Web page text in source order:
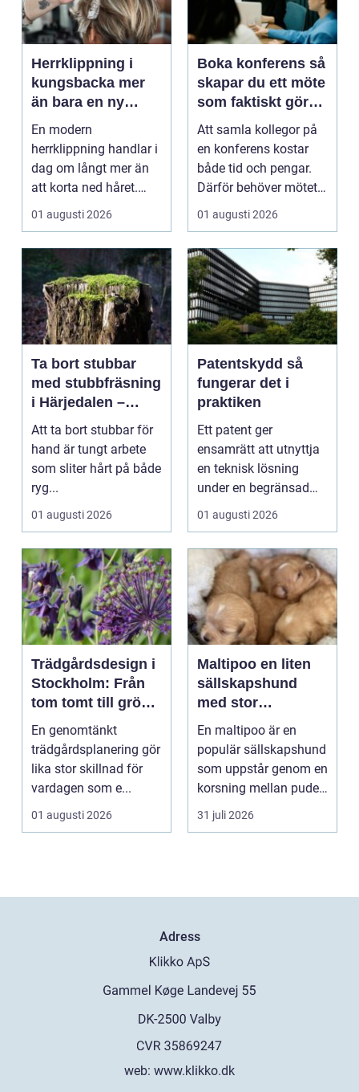
Herrklippning i
kungsbacka mer
än bara en ny
frisyr
En modern
herrklippning handlar i
dag om långt mer än
att korta ned håret.
Många män vill ha en
01 augusti 2026
Boka konferens så
skapar du ett möte
som faktiskt gör
skillnad
Att samla kollegor på
en konferens kostar
både tid och pengar.
Därför behöver mötet
ge verkligt värd...
01 augusti 2026
Ta bort stubbar
med stubbfräsning
i Härjedalen –
skonsamt och
effektivt
Att ta bort stubbar för
hand är tungt arbete
som sliter hårt på både
ryg...
01 augusti 2026
Patentskydd så
fungerar det i
praktiken
Ett patent ger
ensamrätt att utnyttja
en teknisk lösning
under en begränsad
tid, oftast 20 år. Rätt ...
01 augusti 2026
Trädgårdsdesign i
Stockholm: Från
tom tomt till grön
oas
En genomtänkt
trädgårdsplanering gör
lika stor skillnad för
vardagen som e...
01 augusti 2026
Maltipoo en liten
sällskapshund
med stor
personlighet
En maltipoo är en
populär sällskapshund
som uppstår genom en
korsning mellan pudel
och malteser. Kom...
31 juli 2026
Adress
web: www.klikko.dk